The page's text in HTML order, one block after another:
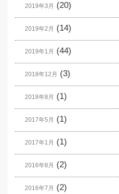
2019年3月 (20)
2019年2月 (14)
2019年1月 (44)
2018年12月 (3)
2018年8月 (1)
2017年5月 (1)
2017年1月 (1)
2016年8月 (2)
2016年7月 (2)